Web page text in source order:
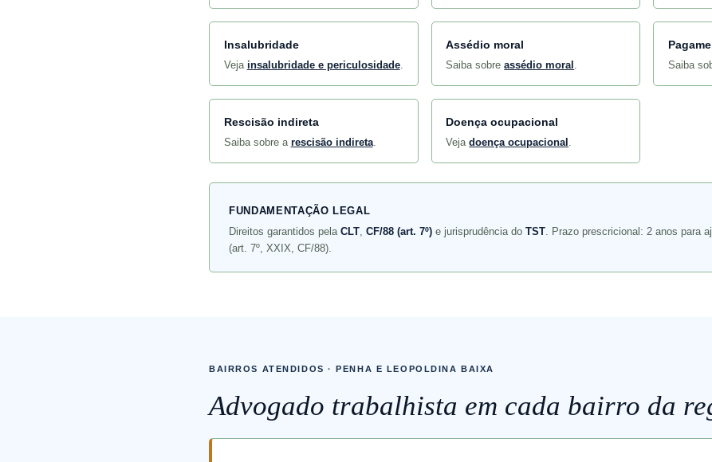
Insalubridade
Veja insalubridade e periculosidade.
Assédio moral
Saiba sobreassédio moral Saiba
Rescisão indireta
Saiba sobre a rescisão indireta.
Doença ocupacional
Vejadoença ocupacional
FUNDAMENTAÇÃO LEGAL
Direitos garantidos pela CLT, CF/88 (art. 7º) e jurisprudência do TST. Prazo prescricional: 2 anos para
(art. 7º, XXIX, CF/88).
BAIRROS ATENDIDOS · PENHA E LEOPOLDINA BAIXA
Advogado trabalhista em cada bairro da